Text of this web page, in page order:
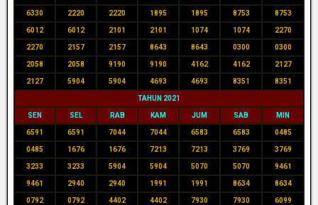
6330 2220 2220 1895 1895 8753 8753
6012 6012 2101 2101 1074 1074 2270
2270 2157 2157 8643 8643 0300 0300
2058 2058 9190 9190 4162 4162 2127
2127 5904 5904 4693 4693 8351 8351
TAHUN 2021
SEN SEL RAB KAM JUM SAB MIN
6591 6591 7044 7044 6583 6583 0485
0485 1676 1676 7213 7213 3769 3769
3233 3233 5904 5904 5070 5070 9461
9461 2940 2940 1991 1991 8634 8634
0792 0792 4402 4402 7930 7930 6099